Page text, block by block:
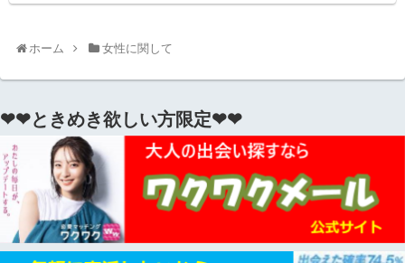
ホーム 女性に関して
❤❤ときめき欲しい方限定❤❤